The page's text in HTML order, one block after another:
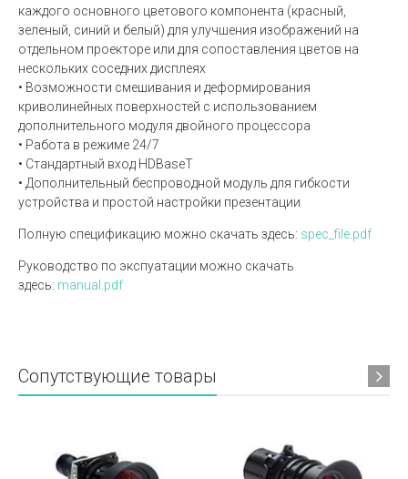
каждого основного цветового компонента (красный,
зеленый, синий и белый) для улучшения изображений на
отдельном проекторе или для сопоставления цветов на
нескольких соседних дисплеях
• Возможности смешивания и деформирования
криволинейных поверхностей с использованием
дополнительного модуля двойного процессора
• Работа в режиме 24/7
• Стандартный вход HDBaseT
• Дополнительный беспроводной модуль для гибкости
устройства и простой настройки презентации
Полную спецификацию можно скачать здесь: spec_file.pdf
Руководство по экспуатации можно скачать
здесь: manual.pdf
Сопутствующие товары